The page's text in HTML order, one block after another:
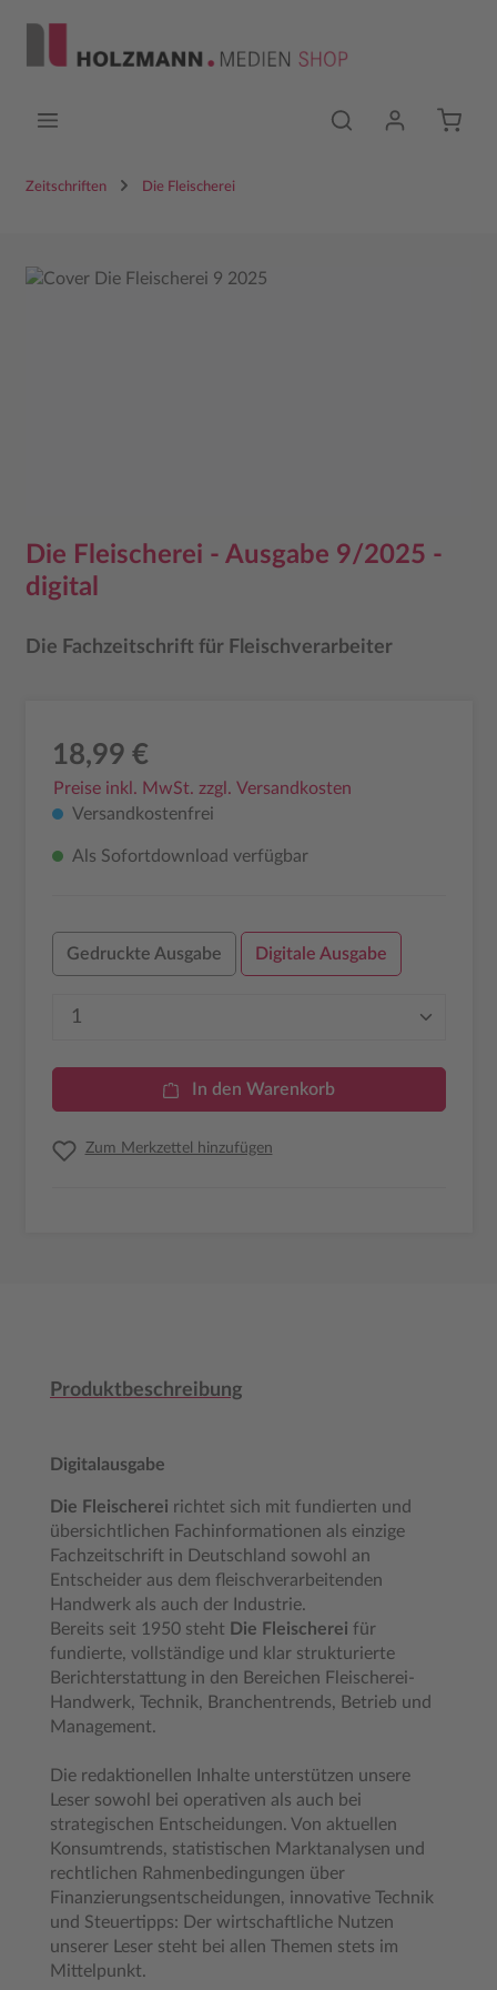
Zeitschriften Die Fleischerei
Bildergalerie überspringen
Die Fleischerei - Ausgabe 9/2025 -
digital
Die Fachzeitschrift für Fleischverarbeiter
18,99 €
Preise inkl. MwSt. zzgl. Versandkosten
Versandkostenfrei
Als Sofortdownload verfügbar
Gedruckte Ausgabe Digitale Ausgabe
Produkt Anzahl: Gib den gewünschten
In den Warenkorb
Zum Merkzettel hinzufügen
Produktbeschreibung
Digitalausgabe
Die Fleischerei richtet sich mit fundierten und
übersichtlichen Fachinformationen als einzige
Fachzeitschrift in Deutschland sowohl an
Entscheider aus dem fleischverarbeitenden
Handwerk als auch der Industrie.
Bereits seit 1950 steht Die Fleischerei für
fundierte, vollständige und klar strukturierte
Berichterstattung in den Bereichen Fleischerei-
Handwerk, Technik, Branchentrends, Betrieb und
Management.
Die redaktionellen Inhalte unterstützen unsere
Leser sowohl bei operativen als auch bei
strategischen Entscheidungen. Von aktuellen
Konsumtrends, statistischen Marktanalysen und
rechtlichen Rahmenbedingungen über
Finanzierungsentscheidungen, innovative Technik
und Steuertipps: Der wirtschaftliche Nutzen
unserer Leser steht bei allen Themen stets im
Mittelpunkt.